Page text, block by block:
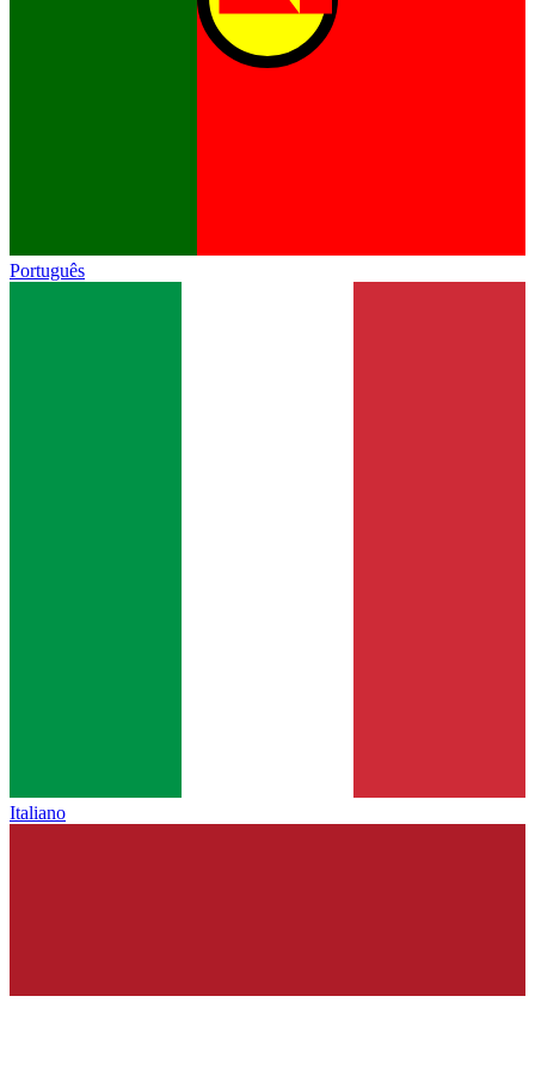
Português
Italiano